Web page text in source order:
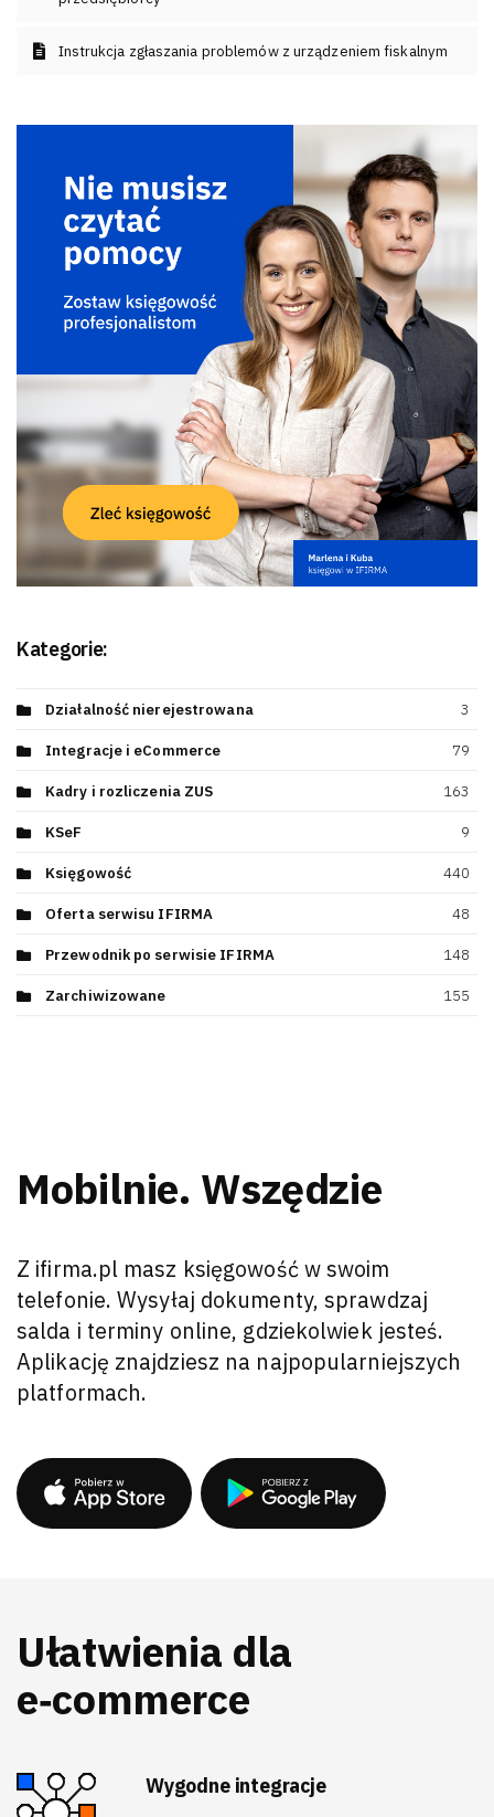
Instrukcja zgłaszania problemów z urządzeniem fiskalnym
Kategorie:
Działalność nierejestrowana 3
Integracje i eCommerce 79
Kadry i rozliczenia ZUS 163
KSeF 9
Księgowość 440
Oferta serwisu IFIRMA 48
Przewodnik po serwisie IFIRMA 148
Zarchiwizowane 155
Mobilnie. Wszędzie
Z ifirma.pl masz księgowość w swoim
telefonie. Wysyłaj dokumenty, sprawdzaj
salda i terminy online, gdziekolwiek jesteś.
Aplikację znajdziesz na najpopularniejszych
platformach.
Ułatwienia dla
e‑commerce
Wygodne integracje